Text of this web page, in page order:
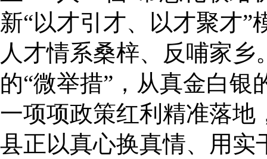
新“以才引才、以才聚才
人才情系桑梓、反哺家
的“微举措”，从真金白银
一项项政策红利精准落地
县正以真心换真情、用实